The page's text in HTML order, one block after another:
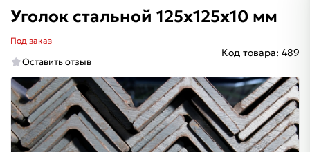
Уголок стальной 125х125х10 мм
Под заказ
Оставить отзыв
Код товара: 489